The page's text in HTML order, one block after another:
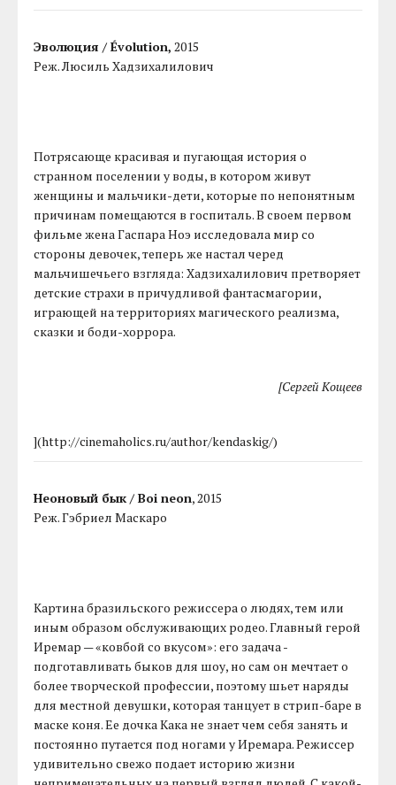
Эволюция / Évolution, 2015
Реж. Люсиль Хадзихалилович
Потрясающе красивая и пугающая история о
странном поселении у воды, в котором живут
женщины и мальчики-дети, которые по непонятным
причинам помещаются в госпиталь. В своем первом
фильме жена Гаспара Ноэ исследовала мир со
стороны девочек, теперь же настал черед
мальчишечьего взгляда: Хадзихалилович претворяет
детские страхи в причудливой фантасмагории,
играющей на территориях магического реализма,
сказки и боди-хоррора.
[Сергей Кощеев
](http://cinemaholics.ru/author/kendaskig/)
Неоновый бык / Boi neon, 2015
Реж. Гэбриел Маскаро
Картина бразильского режиссера о людях, тем или
иным образом обслуживающих родео. Главный герой
Иремар — «ковбой со вкусом»: его задача -
подготавливать быков для шоу, но сам он мечтает о
более творческой профессии, поэтому шьет наряды
для местной девушки, которая танцует в стрип-баре в
маске коня. Ее дочка Кака не знает чем себя занять и
постоянно путается под ногами у Иремара. Режиссер
удивительно свежо подает историю жизни